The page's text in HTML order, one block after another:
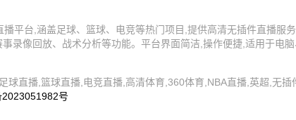
平台,涵盖足球、篮球、电竞等热门项目,提供高清无插件直播服
录像回放、战术分析等功能。平台界面简洁,操作便捷,适用于电
直播,篮球直播,电竞直播,高清体育,360体育,NBA直播,英超,无插
2023051982号